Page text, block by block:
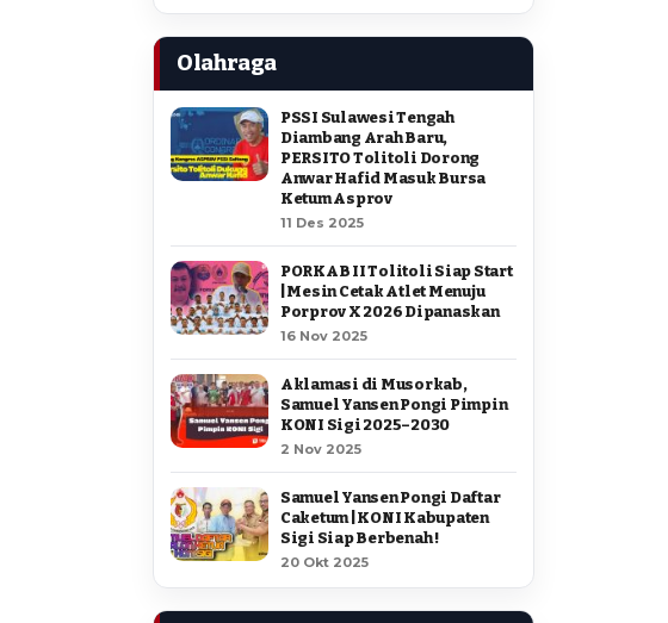
Olahraga
PSSI Sulawesi Tengah
Diambang Arah Baru,
PERSITO Tolitoli Dorong
Anwar Hafid Masuk Bursa
Ketum Asprov
11 Des 2025
PORKAB II Tolitoli Siap Start
| Mesin Cetak Atlet Menuju
Porprov X 2026 Dipanaskan
16 Nov 2025
Aklamasi di Musorkab,
Samuel Yansen Pongi Pimpin
KONI Sigi 2025–2030
2 Nov 2025
Samuel Yansen Pongi Daftar
Caketum | KONI Kabupaten
Sigi Siap Berbenah !
20 Okt 2025